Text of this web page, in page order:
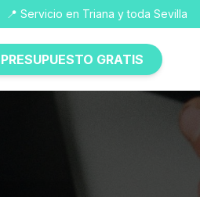
📍 Servicio en Triana y toda Sevilla
PRESUPUESTO GRATIS